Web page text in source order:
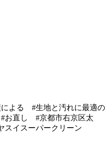
による #生地と汚れに最適の
直し #京都市右京区太
イスーパークリーン